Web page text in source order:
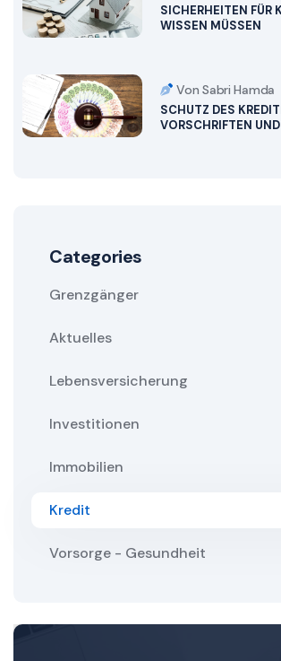
SICHERHEITEN FÜR
WISSEN MÜSSEN
Von Sabri Hamda
SCHUTZ DES
VORSCHRIFTEN
Categories
Grenzgänger
Aktuelles
Lebensversicherung
Investitionen
Immobilien
Kredit
Vorsorge - Gesundheit